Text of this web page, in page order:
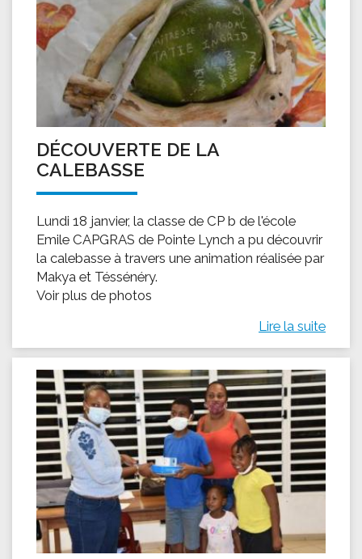
DÉCOUVERTE DE LA
CALEBASSE
Lundi 18 janvier, la classe de CP b de l'école
Emile CAPGRAS de Pointe Lynch a pu découvrir
la calebasse à travers une animation réalisée par
Makya et Téssénéry.
Voir plus de photos
Lire la suite